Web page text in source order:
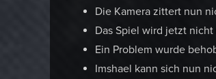
Die Kamera zittert nun
Das Spiel wird jetzt
Ein Problem wurde
Imshael kann sich nun